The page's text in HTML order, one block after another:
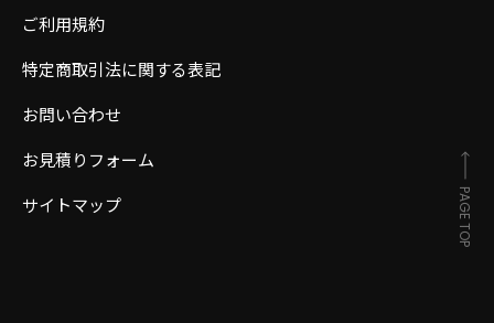
ご利用規約
特定商取引法に関する表記
お問い合わせ
お見積りフォーム
サイトマップ
PAGE TOP